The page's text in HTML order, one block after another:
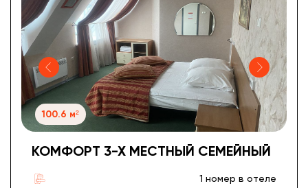
100.6 м²
КОМФОРТ 3-Х МЕСТНЫЙ СЕМЕЙНЫЙ
1 номер в отеле